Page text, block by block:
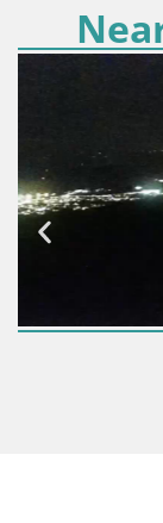
Camero en